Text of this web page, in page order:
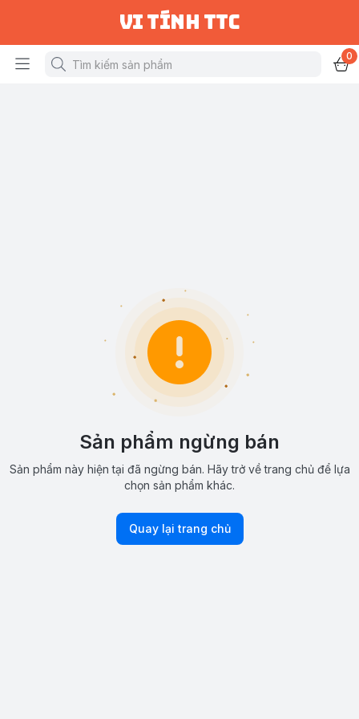
vi tính ttc
0
Sản phẩm ngừng bán
Sản phẩm này hiện tại đã ngừng bán. Hãy trở về trang chủ để lựa
chọn sản phẩm khác.
Quay lại trang chủ